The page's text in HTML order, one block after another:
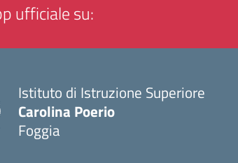
ufficiale su:
Istituto di Istruzione Superiore
Carolina Poerio
Foggia